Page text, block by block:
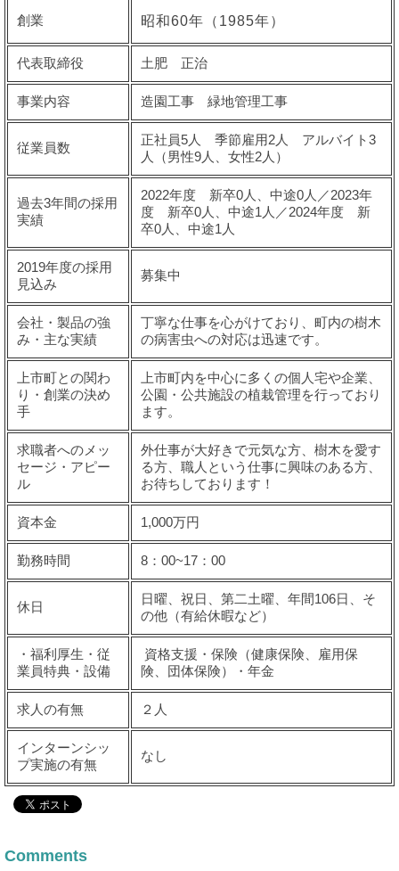
創業 昭和60年（1985年）
代表取締役 土肥 正治
事業内容 造園工事 緑地管理工事
従業員数
正社員5人 季節雇用2人 アルバイト3
人（男性9人、女性2人）
過去3年間の採用
実績
2022年度 新卒0人、中途0人／2023年
度 新卒0人、中途1人／2024年度 新
卒0人、中途1人
2019年度の採用
見込み
募集中
会社・製品の強
み・主な実績
丁寧な仕事を心がけており、町内の樹木
の病害虫への対応は迅速です。
上市町との関わ
り・創業の決め
手
上市町内を中心に多くの個人宅や企業、
公園・公共施設の植栽管理を行っており
ます。
求職者へのメッ
セージ・アピー
ル
外仕事が大好きで元気な方、樹木を愛す
る方、職人という仕事に興味のある方、
お待ちしております！
資本金 1,000万円
勤務時間 8：00~17：00
休日
日曜、祝日、第二土曜、年間106日、そ
の他（有給休暇など）
・福利厚生・従
業員特典・設備
資格支援・保険（健康保険、雇用保
険、団体保険）・年金
求人の有無 ２人
インターンシッ
プ実施の有無
なし
Comments